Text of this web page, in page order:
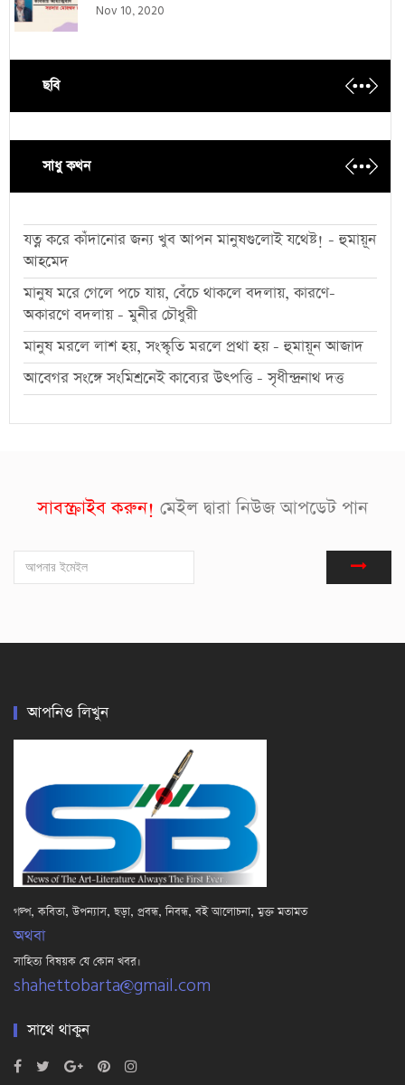
Nov 10, 2020
ছবি
সাধু কথন
যত্ন করে কাঁদানোর জন্য খুব আপন মানুষগুলোই যথেষ্ট! - হুমায়ূন
আহমেদ
মানুষ মরে গেলে পচে যায়, বেঁচে থাকলে বদলায়, কারণে-
অকারণে বদলায় - মুনীর চৌধুরী
মানুষ মরলে লাশ হয়, সংস্কৃতি মরলে প্রথা হয় - হুমায়ূন আজাদ
আবেগর সংঙ্গে সংমিশ্রনেই কাব্যের উৎপত্তি - সৃধীন্দ্রনাথ দত্ত
সাবস্ক্রাইব করুন! মেইল দ্বারা নিউজ আপডেট পান
আপনিও লিখুন
গল্প, কবিতা, উপন্যাস, ছড়া, প্রবন্ধ, নিবন্ধ, বই আলোচনা, মুক্ত মতামত
অথবা
সাহিত্য বিষয়ক যে কোন খবর।
shahettobarta@gmail.com
সাথে থাকুন